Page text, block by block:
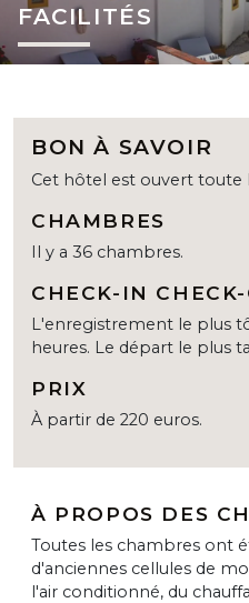
FACILITÉS
BON À SAVOIR
Cet hôtel est ouvert toute
CHAMBRES
Il y a 36 chambres.
CHECK-IN
L'enregistrement le plus
heures. Le départ le plus
PRIX
À partir de 220 euros.
À PROPOS DES
Toutes les chambres ont
d'anciennes cellules de
l'air conditionné, du